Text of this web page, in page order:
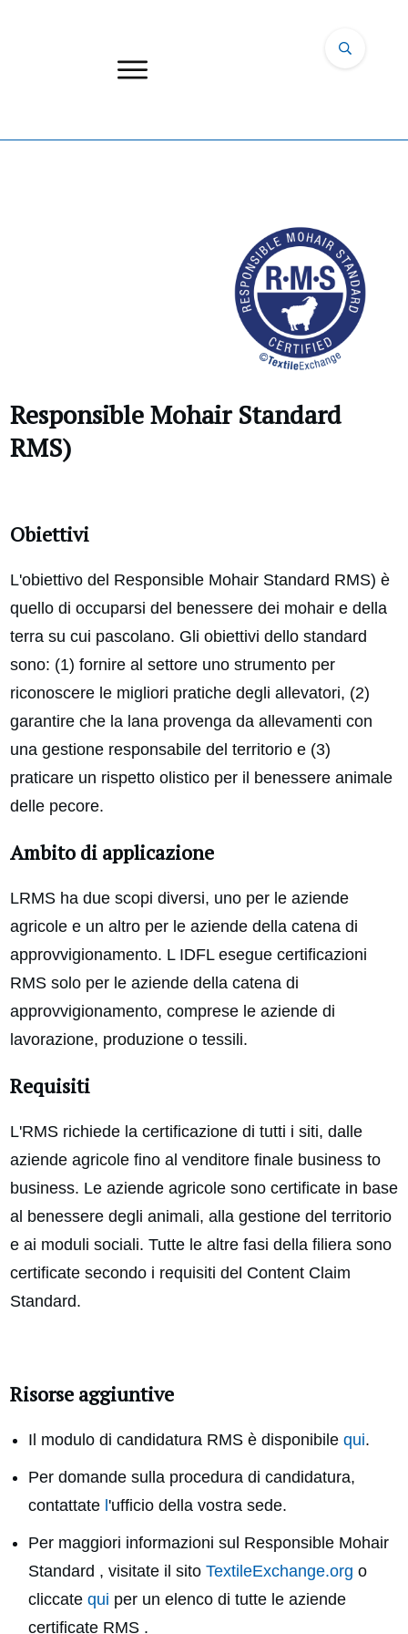
Responsible Mohair Standard
RMS)
Obiettivi
L'obiettivo del Responsible Mohair Standard RMS) è
quello di occuparsi del benessere dei mohair e della
terra su cui pascolano. Gli obiettivi dello standard
sono: (1) fornire al settore uno strumento per
riconoscere le migliori pratiche degli allevatori, (2)
garantire che la lana provenga da allevamenti con
una gestione responsabile del territorio e (3)
praticare un rispetto olistico per il benessere animale
delle pecore.
Ambito di applicazione
LRMS ha due scopi diversi, uno per le aziende
agricole e un altro per le aziende della catena di
approvvigionamento. L IDFL esegue certificazioni
RMS solo per le aziende della catena di
approvvigionamento, comprese le aziende di
lavorazione, produzione o tessili.
Requisiti
L'RMS richiede la certificazione di tutti i siti, dalle
aziende agricole fino al venditore finale business to
business. Le aziende agricole sono certificate in base
al benessere degli animali, alla gestione del territorio
e ai moduli sociali. Tutte le altre fasi della filiera sono
certificate secondo i requisiti del Content Claim
Standard.
Risorse aggiuntive
Il modulo di candidatura RMS è disponibile qui.
Per domande sulla procedura di candidatura,
contattate l'ufficio della vostra sede.
Per maggiori informazioni sul Responsible Mohair
Standard , visitate il sito TextileExchange.org o
cliccate qui per un elenco di tutte le aziende
certificate RMS .